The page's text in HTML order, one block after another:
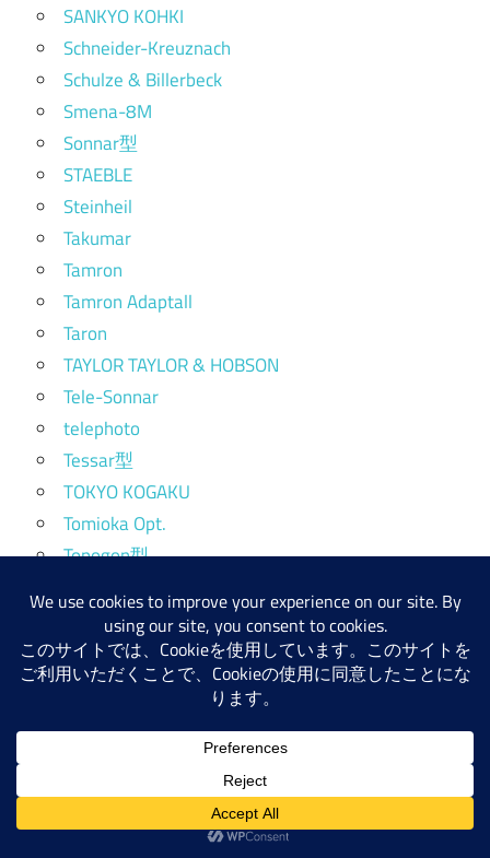
SANKYO KOHKI
Schneider-Kreuznach
Schulze & Billerbeck
Smena-8M
Sonnar型
STAEBLE
Steinheil
Takumar
Tamron
Tamron Adaptall
Taron
TAYLOR TAYLOR & HOBSON
Tele-Sonnar
telephoto
Tessar型
TOKYO KOGAKU
Tomioka Opt.
Topogon型
Unar型
UNIマウント（UVマウント）
VALDAI